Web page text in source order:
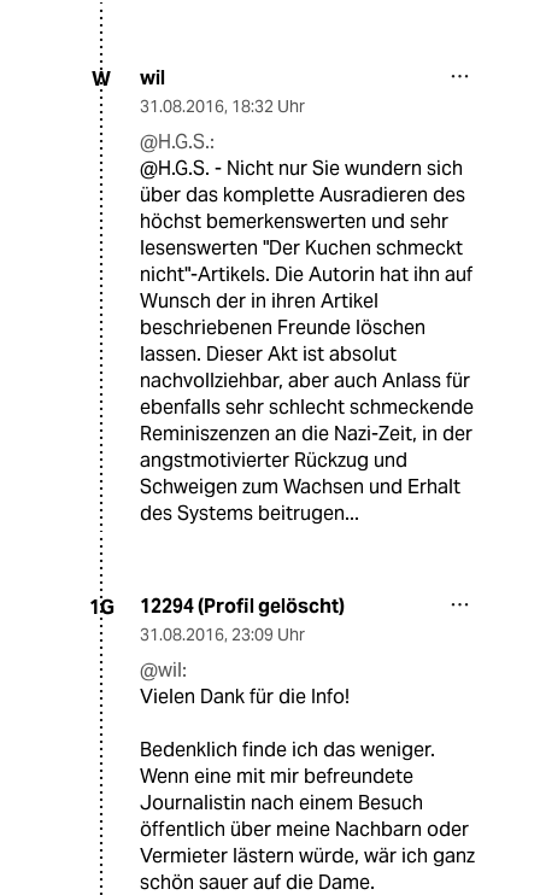
W wil
31.08.2016, 18:32 Uhr
@H.G.S.:
@H.G.S. - Nicht nur Sie wundern sich
über das komplette Ausradieren des
höchst bemerkenswerten und sehr
lesenswerten "Der Kuchen schmeckt
nicht"-Artikels. Die Autorin hat ihn auf
Wunsch der in ihren Artikel
beschriebenen Freunde löschen
lassen. Dieser Akt ist absolut
nachvollziehbar, aber auch Anlass für
ebenfalls sehr schlecht schmeckende
Reminiszenzen an die Nazi-Zeit, in der
angstmotivierter Rückzug und
Schweigen zum Wachsen und Erhalt
des Systems beitrugen...
1G 12294 (Profil gelöscht)
31.08.2016, 23:09 Uhr
@wil:
Vielen Dank für die Info!
Bedenklich finde ich das weniger.
Wenn eine mit mir befreundete
Journalistin nach einem Besuch
öffentlich über meine Nachbarn oder
Vermieter lästern würde, wär ich ganz
schön sauer auf die Dame.